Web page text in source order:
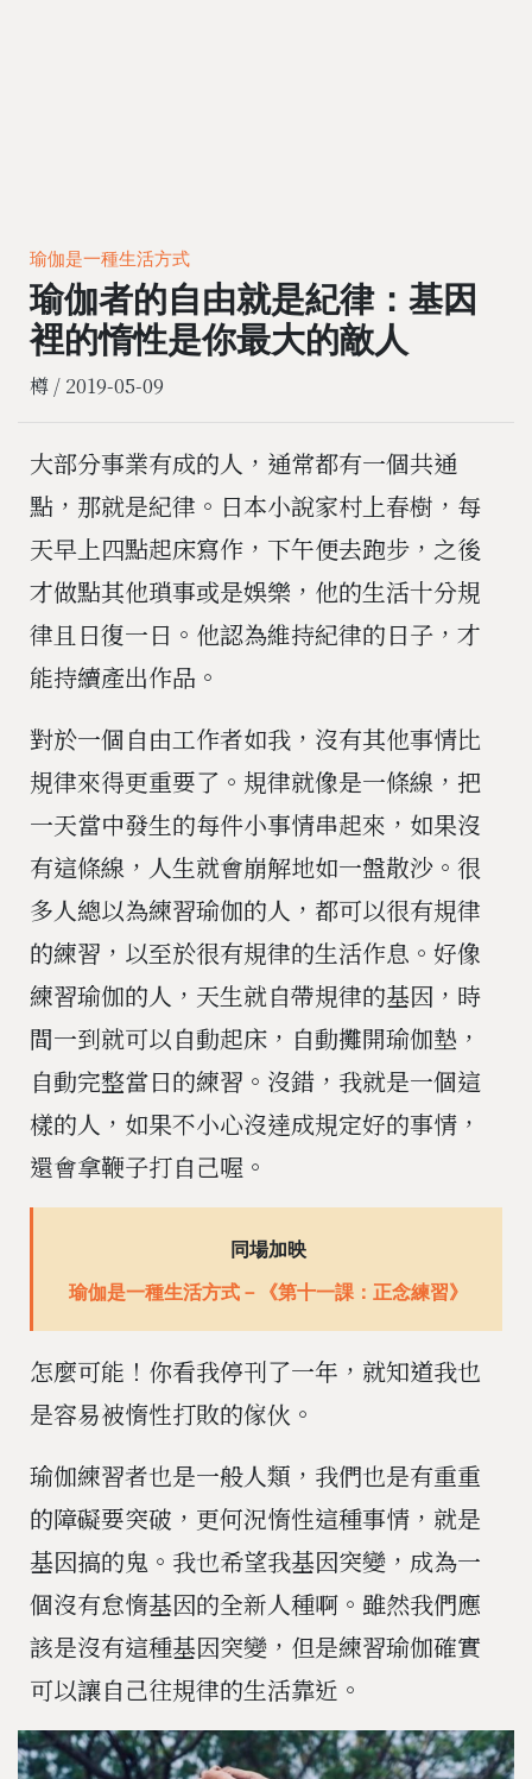
瑜伽是一種生活方式
瑜伽者的自由就是紀律：基因
裡的惰性是你最大的敵人
樽 / 2019-05-09
大部分事業有成的人，通常都有一個共通
點，那就是紀律。日本小說家村上春樹，每
天早上四點起床寫作，下午便去跑步，之後
才做點其他瑣事或是娛樂，他的生活十分規
律且日復一日。他認為維持紀律的日子，才
能持續產出作品。
對於一個自由工作者如我，沒有其他事情比
規律來得更重要了。規律就像是一條線，把
一天當中發生的每件小事情串起來，如果沒
有這條線，人生就會崩解地如一盤散沙。很
多人總以為練習瑜伽的人，都可以很有規律
的練習，以至於很有規律的生活作息。好像
練習瑜伽的人，天生就自帶規律的基因，時
間一到就可以自動起床，自動攤開瑜伽墊，
自動完整當日的練習。沒錯，我就是一個這
樣的人，如果不小心沒達成規定好的事情，
還會拿鞭子打自己喔。
同場加映
瑜伽是一種生活方式－《第十一課：正念練習》
怎麼可能！你看我停刊了一年，就知道我也
是容易被惰性打敗的傢伙。
瑜伽練習者也是一般人類，我們也是有重重
的障礙要突破，更何況惰性這種事情，就是
基因搞的鬼。我也希望我基因突變，成為一
個沒有怠惰基因的全新人種啊。雖然我們應
該是沒有這種基因突變，但是練習瑜伽確實
可以讓自己往規律的生活靠近。